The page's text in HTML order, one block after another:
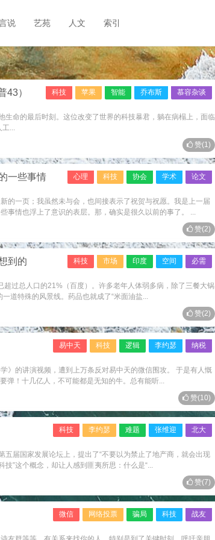
说 艺苑 人文 索引
科技 苹果 智能 乔布斯 慕容杂谈
43）
命的最后时刻。这位改变了世界的科技暴君，躺在病榻上，面临
工...
赞(1)
心理 科技 协会 学术 论文
一些事情
的一页；我虽然未与会，也间接表示了祝贺与祝愿。我是上一届
事情也浮上了意识的表层。那，确实是很久以前的事了。 ...
赞(2)
科技 市场 印度 空间 必需
到的
过总人口的21%（百度）。许多老年人体弱多病，除了三餐大锅
道特殊的风景线。药品也就成了“米面油盐...
赞(2)
易中天 科技 逻辑 李约瑟 纳税
》的讲演视频，遭到上万条反对易中天的微信围攻。 于是有人慨
弹！十几亿人，不可能都是无知的牛。总有能听...
赞(10)
科技 李约瑟 难题 张维迎 北大
届国家发展论坛上，提出了“不要以为禁止了地产商，就会出现
”这个概念，却让人感到匪夷所思：什么是“...
赞(7)
微信 网络投票 骗局 科技 战友